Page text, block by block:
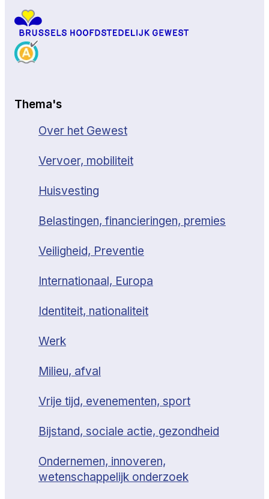
Thema's
Over het Gewest
Vervoer, mobiliteit
Huisvesting
Belastingen, financieringen, premies
Veiligheid, Preventie
Internationaal, Europa
Identiteit, nationaliteit
Werk
Milieu, afval
Vrije tijd, evenementen, sport
Bijstand, sociale actie, gezondheid
Ondernemen, innoveren,
wetenschappelijk onderzoek